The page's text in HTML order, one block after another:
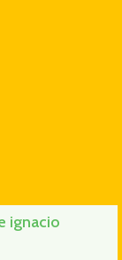
ignacio